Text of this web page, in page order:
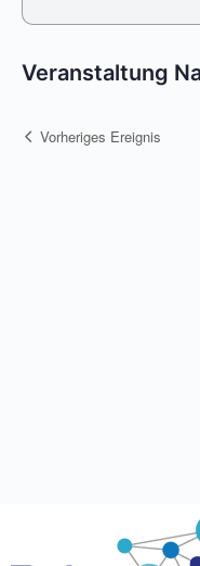
Veranstaltung
Vorheriges Ereignis